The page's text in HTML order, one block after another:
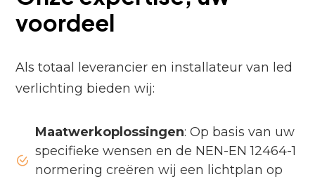
voordeel
Als totaal leverancier en installateur van led
verlichting bieden wij:
Maatwerkoplossingen: Op basis van uw
specifieke wensen en de NEN-EN 12464-1
normering creëren wij een lichtplan op